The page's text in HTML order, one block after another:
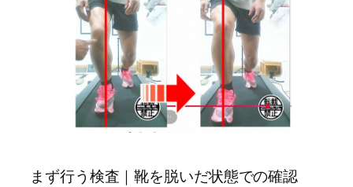
まず行う検査｜靴を脱いだ状態での確認